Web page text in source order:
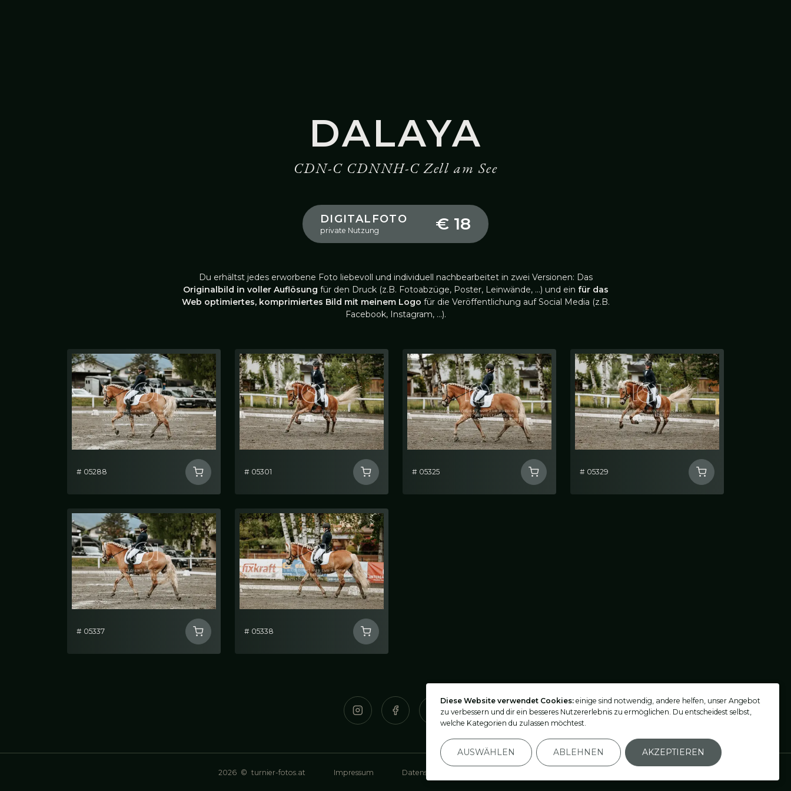
DALAYA
CDN-C CDNNH-C Zell am See
DIGITALFOTO
private Nutzung € 18
Du erhältst jedes erworbene Foto liebevoll und individuell nachbearbeitet in zwei Versionen: Das
Originalbild in voller Auflösung für den Druck (z.B. Fotoabzüge, Poster, Leinwände, …) und ein für das
Web optimiertes, komprimiertes Bild mit meinem Logo für die Veröffentlichung auf Social Media (z.B.
Facebook, Instagram, …).
# 05288 # 05301 # 05325 # 05329
# 05337 # 05338
2026 © turnier-fotos.at Impressum Datenschutz
Diese Website verwendet Cookies: einige sind notwendig, andere helfen, unser Angebot
zu verbessern und dir ein besseres Nutzererlebnis zu ermöglichen. Du entscheidest selbst,
welche Kategorien du zulassen möchtest.
AUSWÄHLEN ABLEHNEN AKZEPTIEREN